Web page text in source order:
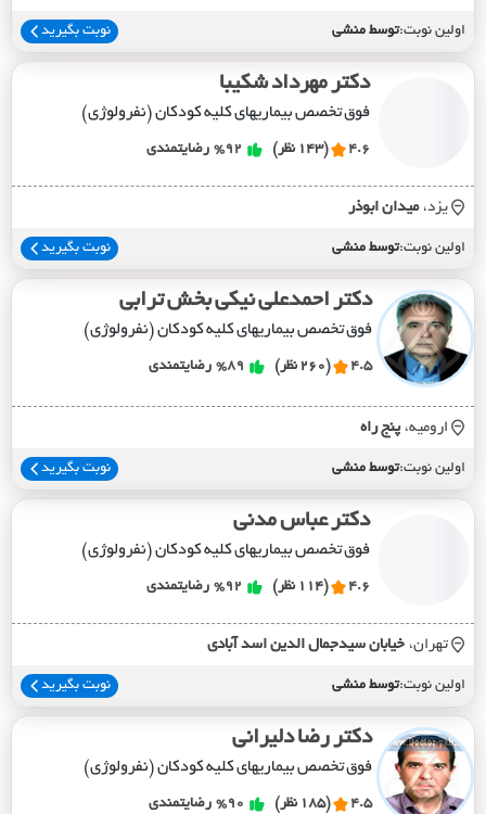
اولین نوبت:توسط منشی نوبت بگیرید
دکتر مهرداد شکیبا
فوق تخصص بیماریهای کلیه کودکان (نفرولوژی)
4.6 (143 نظر) %92 رضایتمندی
یزد، ميدان ابوذر
اولین نوبت:توسط منشی نوبت بگیرید
دکتر احمدعلی نیکی بخش ترابی
فوق تخصص بیماریهای کلیه کودکان (نفرولوژی)
4.5 (260 نظر) %89 رضایتمندی
ارومیه، پنج راه
اولین نوبت:توسط منشی نوبت بگیرید
دکتر عباس مدنی
فوق تخصص بیماریهای کلیه کودکان (نفرولوژی)
4.6 (114 نظر) %92 رضایتمندی
تهران، خيابان سيدجمال الدين اسد آبادي
اولین نوبت:توسط منشی نوبت بگیرید
دکتر رضا دلیرانی
فوق تخصص بیماریهای کلیه کودکان (نفرولوژی)
4.5 (185 نظر) %90 رضایتمندی